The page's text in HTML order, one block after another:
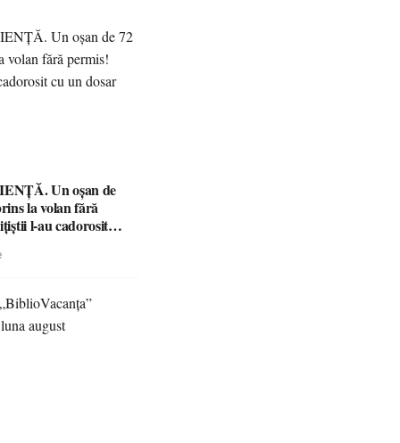
Un oșan de
la volan fără
l-au cadorosit